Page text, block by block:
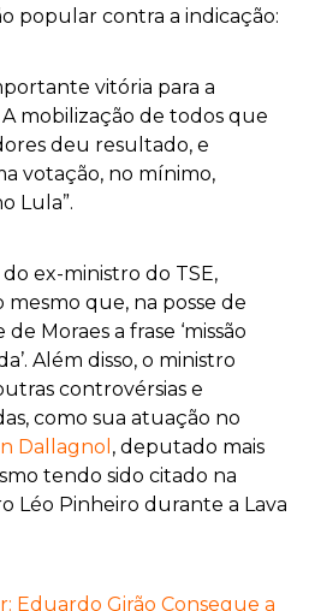
popular contra a indicação:
vitória para a
mobilização de todos que
deu resultado, e
votação, no mínimo,
Lula”.
ex-ministro do TSE,
que, na posse de
Moraes a frase ‘missão
Além disso, o ministro
controvérsias e
como sua atuação no
Dallagnol , deputado mais
tendo sido citado na
Léo Pinheiro durante a Lava
Eduardo Girão Consegue a